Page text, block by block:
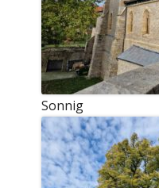
Sonnig